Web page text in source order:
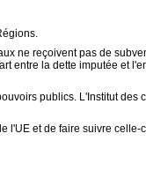
ne reçoivent pas de
entre la dette imputée et
publics. L'Institut des
et de faire suivre